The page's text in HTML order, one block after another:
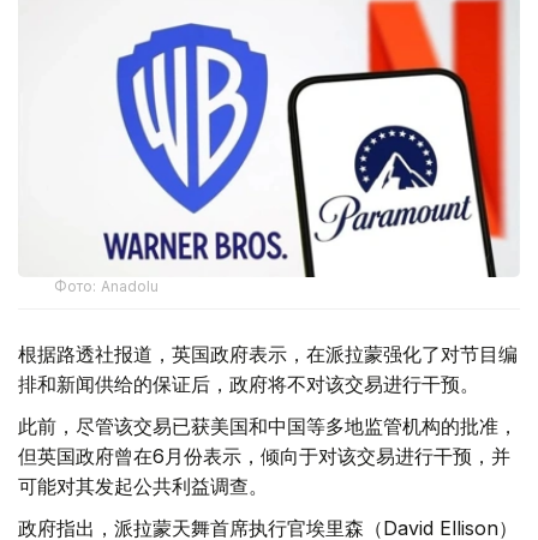
Фото: Аnadolu
根据路透社报道，英国政府表示，在派拉蒙强化了对节目编
排和新闻供给的保证后，政府将不对该交易进行干预。
此前，尽管该交易已获美国和中国等多地监管机构的批准，
但英国政府曾在6月份表示，倾向于对该交易进行干预，并
可能对其发起公共利益调查。
政府指出，派拉蒙天舞首席执行官埃里森（David Ellison）